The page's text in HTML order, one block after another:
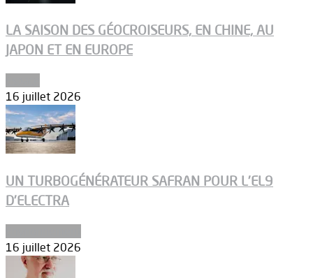
LA SAISON DES GÉOCROISEURS, EN CHINE, AU
JAPON ET EN EUROPE
16 juillet 2026
UN TURBOGÉNÉRATEUR SAFRAN POUR L’EL9
D’ELECTRA
16 juillet 2026